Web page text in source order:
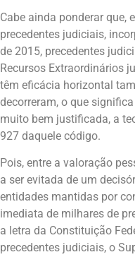
Cabe ainda ponderar que,
precedentes judiciais,
de 2015, precedentes
Recursos Extraordinários
têm eficácia horizontal
decorreram, o que
muito bem justificada, a
927 daquele código.
Pois, entre a valoração
a ser evitada de um
entidades mantidas por
imediata de milhares de
a letra da Constituição
precedentes judiciais, o